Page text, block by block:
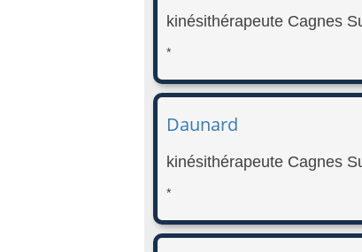
kinésithérapeute Cagnes
*
Daunard
kinésithérapeute Cagnes
*